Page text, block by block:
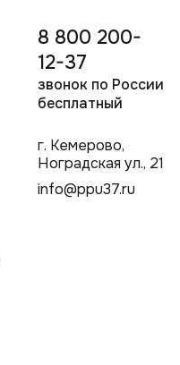
8 800 200-
12-37
звонок по России
бесплатный
г. Кемерово,
Ноградская ул., 21
info@ppu37.ru